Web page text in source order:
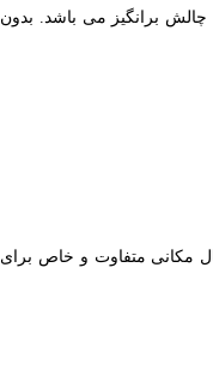
‌برانگیز می باشد. بدون
مکانی متفاوت و خاص برای